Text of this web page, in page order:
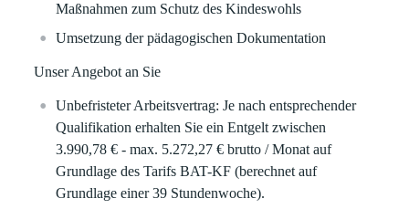
Maßnahmen zum Schutz des Kindeswohls
Umsetzung der pädagogischen Dokumentation
Unser Angebot an Sie
Unbefristeter Arbeitsvertrag:Je nach entsprechender
Qualifikation erhalten Sie ein Entgelt zwischen
3.990,78 € - max. 5.272,27 € brutto / Monat auf
Grundlage des Tarifs BAT-KF (berechnet auf
Grundlage einer 39 Stundenwoche).